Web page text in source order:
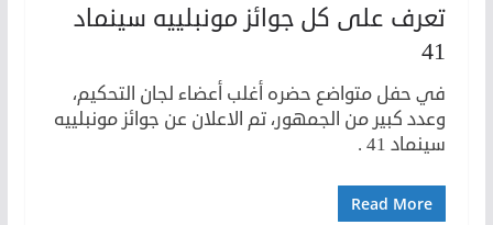
تعرف على كل جوائز مونبلييه سينماد
41
في حفل متواضع حضره أغلب أعضاء لجان التحكيم،
وعدد كبير من الجمهور، تم الاعلان عن جوائز مونبلييه
سينماد 41 .
Read More